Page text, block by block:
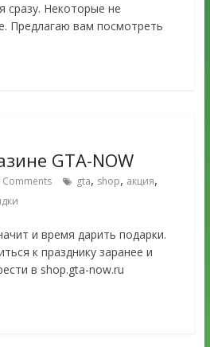
сразу. Некоторые не
Предлагаю вам посмотреть
GTA-NOW
Comments gta, shop, акция,
и время дарить подарки.
к празднику заранее и
в shop.gta-now.ru